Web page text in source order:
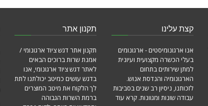
קצת עלינו
אנו ארגונומיסטים - ארגונומים
בעלי הכשרה מקצועית ועיונית
למתן שירותים בתחום
הארגונומיה והנדסת אנוש.
לזכותנו, ניסיון רב שנים בסביבות
עבודה שונות ומגוונות. קרא עוד
תקנון אתר
תקנון אתר דגש ציוד ארגונומי /
אמנת שרות ברוכים הבאים
לאתר דגש ציוד ארגונומי, אנו
בדגש עושים כמיטב יכולתנו לתת
לך הלקוח את מיטב המוצרים
ברמת השרות הגבוהה